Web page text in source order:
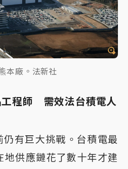
本廠。法新社
工程師 需效法台積電人
有巨大挑戰。台積電最
地供應鏈花了數十年才建